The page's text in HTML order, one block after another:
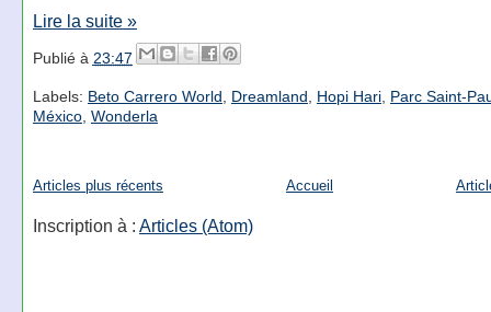
Lire la suite »
Publié à 23:47
Labels: Beto Carrero World Dreamland Hopi Hari, Parc Saint-
México, Wonderla
Articles plus récents Accueil
Inscription à : Articles (Atom)